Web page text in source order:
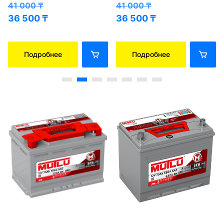
41 000₸
36 500₸
Подробнее
41 000₸
36 500₸
Подробнее